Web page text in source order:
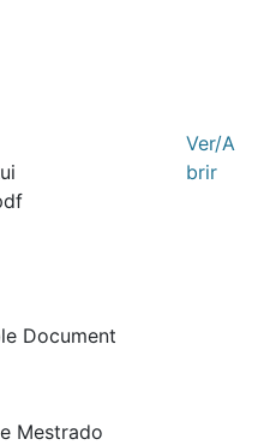
Document
Mestrado
Ver/A
brir